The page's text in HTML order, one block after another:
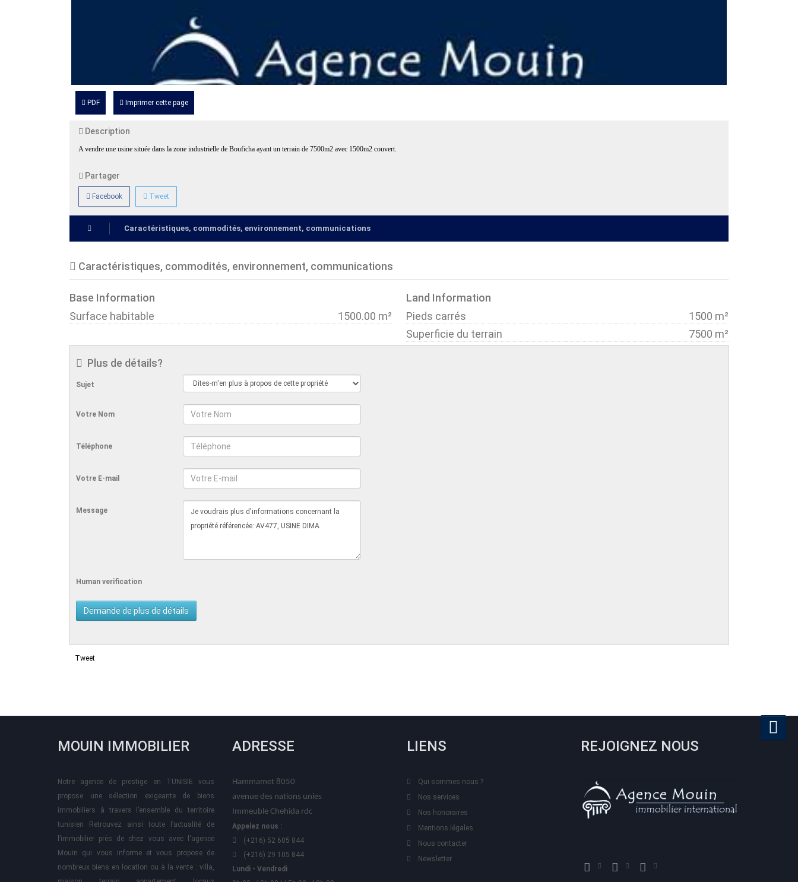
PDF Imprimer cette page
Description
A vendre une usine située dans la zone industrielle de Bouficha ayant un terrain de 7500m2 avec 1500m2 couvert.
Partager
Facebook Tweet
Caractéristiques, commodités, environnement, communications
Caractéristiques, commodités, environnement, communications
Base Information
Surface habitable
1500.00 m²
Land Information
Pieds carrés
1500 m²
Superficie du terrain
7500 m²
Plus de détails?
Sujet
Votre Nom
Téléphone
Votre E-mail
Message
Human verification
Tweet
MOUIN IMMOBILIER
Notre agence de prestige en TUNISIE vous
propose une sélection exigeante de biens
immobiliers à travers l’ensemble du territoire
tunisien Retrouvez ainsi toute l’actualité de
l’immobilier près de chez vous avec l'agence
Mouin qui vous informe et vous propose de
nombreux biens en location ou à la vente : villa,
ADRESSE
Hammamet 8050
avenue des nations unies
Immeuble Chehida rdc
Appelez nous :
(+216) 52 605 844
(+216) 29 105 844
Lundi - Vendredi
LIENS
Qui sommes nous ?
Nos services
Nos honoraires
Mentions légales
Nous contacter
Newsletter
REJOIGNEZ NOUS